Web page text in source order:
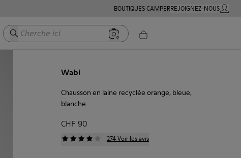
BOUTIQUES CAMPERREJOIGNEZ-NOUSMON
Cherche ici
Wabi
Chausson en laine recyclée orange, bleue,
blanche
CHF 90
274 Voir les avis